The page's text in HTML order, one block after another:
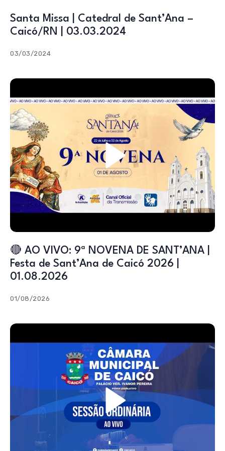
Santa Missa | Catedral de Sant’Ana –
Caicó/RN | 03.03.2024
03/03/2024
🔴 AO VIVO: 9ª NOVENA DE SANT’ANA |
Festa de Sant’Ana de Caicó 2026 |
01.08.2026
01/08/2026